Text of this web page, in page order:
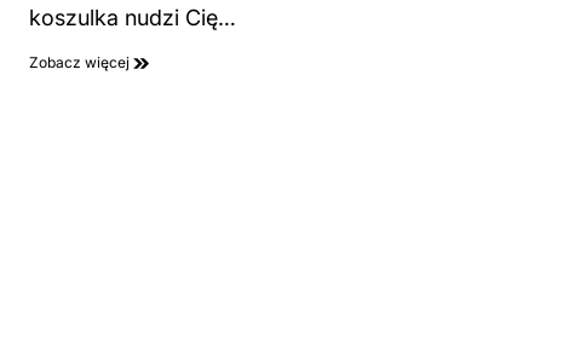
koszulka nudzi Cię…
Zobacz więcej